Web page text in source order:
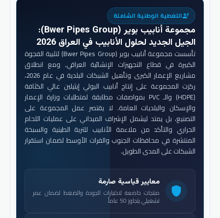
engineeringالتغطية الوطنية الشاملة
مجموعة أنابيب بوير (Bwer Pipes Group)
:
الجيل الجديد لحلول الأنابيب في العراق 2026
تأسست مجموعة أنابيب بوير (Bwer Pipes Group) لتلبية الفجوة
الكبيرة في قطاع التجهيزات الإنشائية العراقي. ومع انطلاق
مشاريع الإعمار الكبرى وتأهيل الشبكات البلدية في عام 2026،
ركزت المجموعة على إنتاج أنابيب البولي إيثيلين عالي الكثافة
(HDPE) والـ PVC بمواصفات مطابقة لمتطلبات وزارة الإعمار
والإسكان والبلديات العامة. لا يقتصر عمل المجموعة على
التصنيع، بل يمتد ليشمل الإشراف الميداني على عمليات اللحام
الحراري والتأكد من ملاءمة الأنابيب للتربة الطينية والسبخة
المنتشرة في محافظات الجنوب والفرات الأوسط لضمان استقرار
الشبكات على المدى الطويل.
shield
معايير قياسية صارمة
منتجات خاضعة لاختبارات الجودة والضغط لضمان عمر
تشغيلي يتجاوز 50 عاماً.